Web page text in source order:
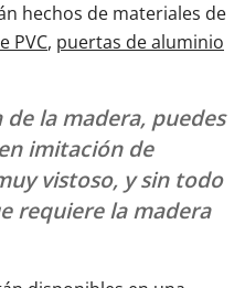
hechos de materiales de
PVC, puertas de aluminio
la madera, puedes
imitación de
vistoso, y sin todo
requiere la madera